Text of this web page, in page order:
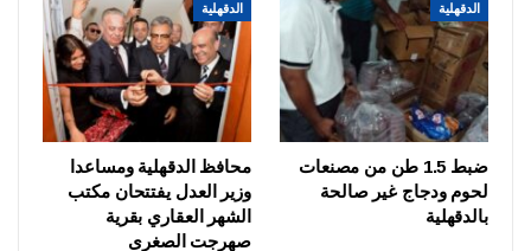
الدقهلية
ضبط 1.5 طن من مصنعات
لحوم ودجاج غير صالحة
بالدقهلية
الدقهلية
محافظ الدقهلية ومساعدا
وزير العدل يفتتحان مكتب
الشهر العقاري بقرية
صهرجت الصغرى